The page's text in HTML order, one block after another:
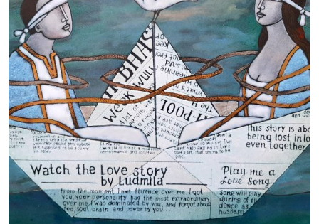
БАЙЦАЕВА ЛЮДМИЛА